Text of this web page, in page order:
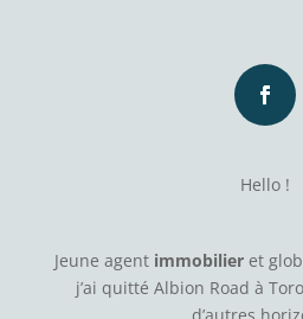
Hello !
Jeune agent immobilier et
j’ai quitté Albion Road à